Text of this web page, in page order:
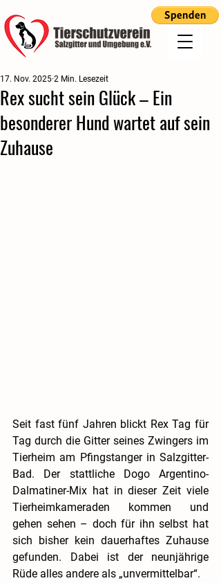
Rex sucht sein Glück – Ein
besonderer Hund wartet auf sein
Zuhause
17. Nov. 2025 2 Min. Lesezeit
Seit fast fünf Jahren blickt Rex Tag für
Tag durch die Gitter seines Zwingers im
Tierheim am Pfingstanger in Salzgitter-
Bad. Der stattliche Dogo Argentino-
Dalmatiner-Mix hat in dieser Zeit viele
Tierheimkameraden kommen und
gehen sehen – doch für ihn selbst hat
sich bisher kein dauerhaftes Zuhause
gefunden. Dabei ist der neunjährige
Rüde alles andere als „unvermittelbar“.